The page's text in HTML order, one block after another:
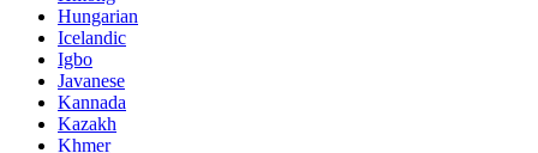
Hungarian
Icelandic
Igbo
Javanese
Kannada
Kazakh
Khmer